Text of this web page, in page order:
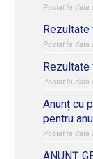
Anunț cu
pentru
ANUNȚ